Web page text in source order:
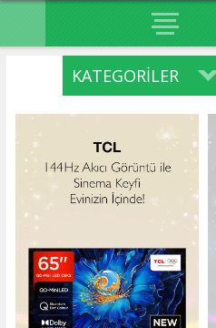
KATEGORILER